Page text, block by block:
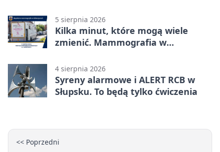
5 sierpnia 2026
Kilka minut, które mogą wiele
zmienić. Mammografia w
4 sierpnia 2026
Syreny alarmowe i ALERT RCB w
Słupsku. To będą tylko ćwiczenia
<< Poprzedni